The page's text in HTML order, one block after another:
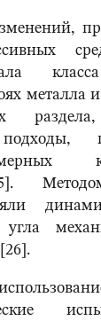
металла